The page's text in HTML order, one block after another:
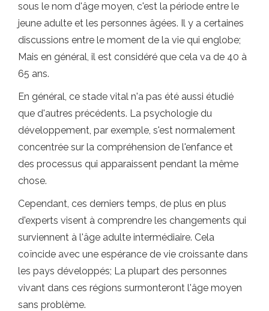
sous le nom d'âge moyen, c'est la période entre le
jeune adulte et les personnes âgées. Il y a certaines
discussions entre le moment de la vie qui englobe;
Mais en général, il est considéré que cela va de 40 à
65 ans.
En général, ce stade vital n'a pas été aussi étudié
que d'autres précédents. La psychologie du
développement, par exemple, s'est normalement
concentrée sur la compréhension de l'enfance et
des processus qui apparaissent pendant la même
chose.
Cependant, ces derniers temps, de plus en plus
d'experts visent à comprendre les changements qui
surviennent à l'âge adulte intermédiaire. Cela
coïncide avec une espérance de vie croissante dans
les pays développés; La plupart des personnes
vivant dans ces régions surmonteront l'âge moyen
sans problème.